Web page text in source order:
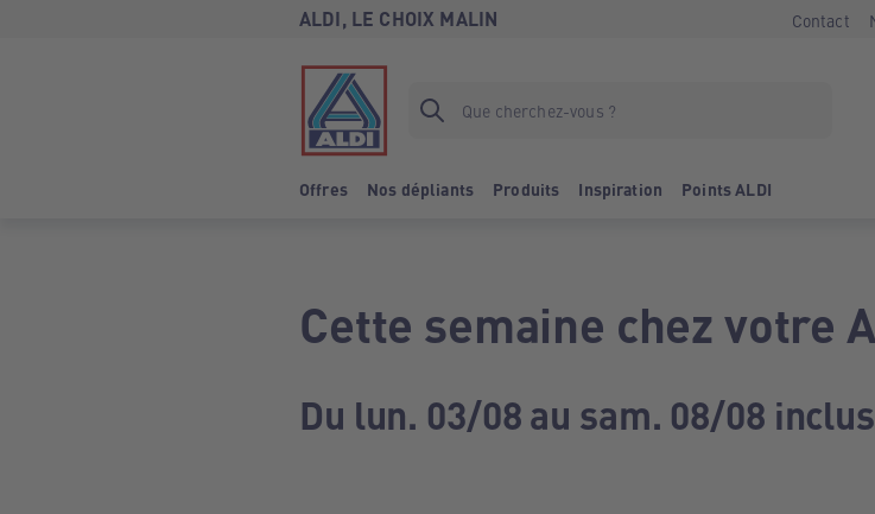
ALDI, LE CHOIX MALIN Contact
Offres Nos dépliants Produits Inspiration Points ALDI
Cette semaine chez votre
Du lun. 03/08 au sam. 08/08 inclus